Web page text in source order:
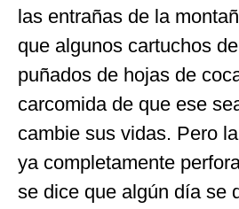
las entrañas de la
que algunos cartuchos
puñados de hojas de
carcomida de que ese
cambie sus vidas. Pero
ya completamente
se dice que algún día se